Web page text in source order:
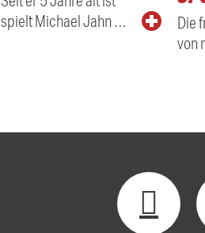
spielt Michael Jahn …
Die
von